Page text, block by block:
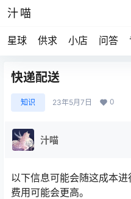
汁喵
星球 供求 小店 问答
快递配送
知识 23年5月7日 0
汁喵
以下信息可能会随这成本
费用可能会更高。